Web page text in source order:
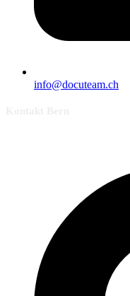
info@docuteam.ch